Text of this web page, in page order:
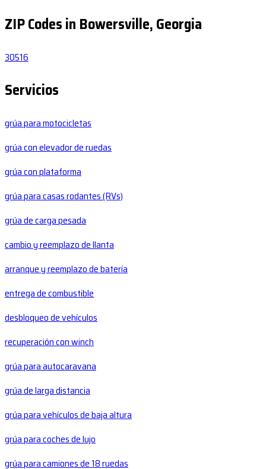
ZIP Codes in Bowersville, Georgia
30516
Servicios
grúa para motocicletas
grúa con elevador de ruedas
grúa con plataforma
grúa para casas rodantes (RVs)
grúa de carga pesada
cambio y reemplazo de llanta
arranque y reemplazo de batería
entrega de combustible
desbloqueo de vehículos
recuperación con winch
grúa para autocaravana
grúa de larga distancia
grúa para vehículos de baja altura
grúa para coches de lujo
grúa para camiones de 18 ruedas